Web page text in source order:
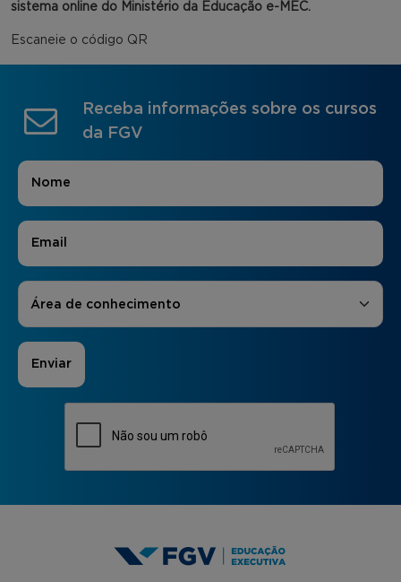
sistema online do Ministério da Educação e-MEC.
Escaneie o código QR
Receba informações sobre os cursos
da FGV
Nome
E-mail
Áreas de Interesse
Área de conhecimento